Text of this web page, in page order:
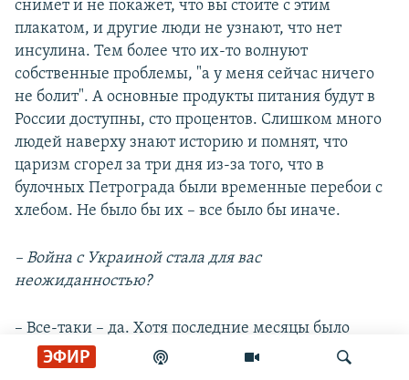
ЭФИР
снимет и не покажет, что вы стоите с этим
плакатом, и другие люди не узнают, что нет
инсулина. Тем более что их-то волнуют
собственные проблемы, "а у меня сейчас ничего
не болит". А основные продукты питания будут в
России доступны, сто процентов. Слишком много
людей наверху знают историю и помнят, что
царизм сгорел за три дня из-за того, что в
булочных Петрограда были временные перебои с
хлебом. Не было бы их – все было бы иначе.
– Война с Украиной стала для вас
неожиданностью?
– Все-таки – да. Хотя последние месяцы было
ощущение опускающейся свинцовой плиты, но
мне не могло прийти такое в голову даже после